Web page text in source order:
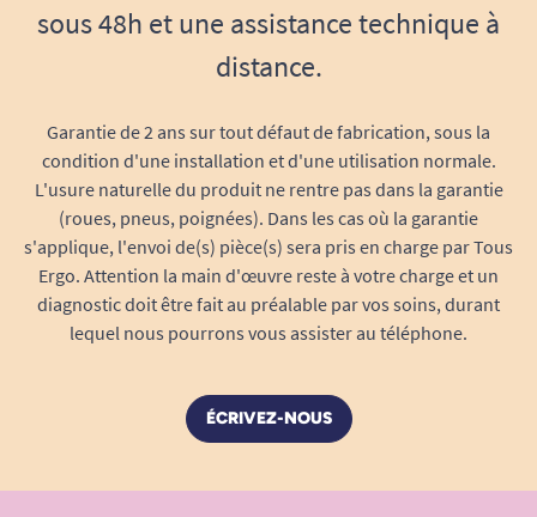
sous 48h et une assistance technique à
distance.
Garantie de 2 ans sur tout défaut de fabrication, sous la
condition d'une installation et d'une utilisation normale.
L'usure naturelle du produit ne rentre pas dans la garantie
(roues, pneus, poignées). Dans les cas où la garantie
s'applique, l'envoi de(s) pièce(s) sera pris en charge par Tous
Ergo. Attention la main d'œuvre reste à votre charge et un
diagnostic doit être fait au préalable par vos soins, durant
lequel nous pourrons vous assister au téléphone.
ÉCRIVEZ-NOUS